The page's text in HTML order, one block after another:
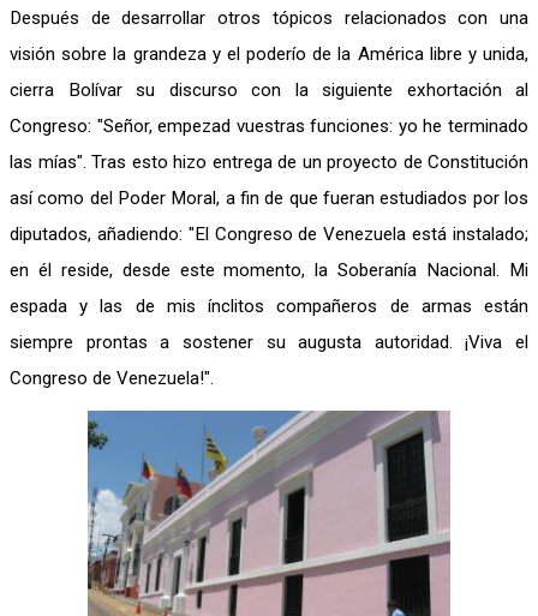
Después de desarrollar otros tópicos relacionados con una
visión sobre la grandeza y el poderío de la América libre y unida,
cierra Bolívar su discurso con la siguiente exhortación al
Congreso: "Señor, empezad vuestras funciones: yo he terminado
las mías". Tras esto hizo entrega de un proyecto de Constitución
así como del Poder Moral, a fin de que fueran estudiados por los
diputados, añadiendo: "El Congreso de Venezuela está instalado;
en él reside, desde este momento, la Soberanía Nacional. Mi
espada y las de mis ínclitos compañeros de armas están
siempre prontas a sostener su augusta autoridad. ¡Viva el
Congreso de Venezuela!".